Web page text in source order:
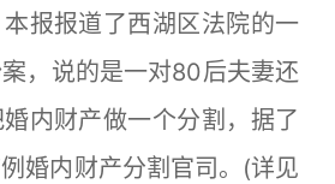
报道了西湖区法院的一
，说的是一对80后夫妻还
内财产做一个分割，据了
婚内财产分割官司。(详见